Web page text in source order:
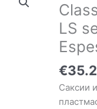
LS
Саксии